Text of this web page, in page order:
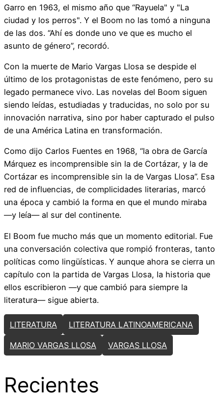
Garro en 1963, el mismo año que “Rayuela" y "La
ciudad y los perros". Y el Boom no las tomó a ninguna
de las dos. “Ahí es donde uno ve que es mucho el
asunto de género”, recordó.
Con la muerte de Mario Vargas Llosa se despide el
último de los protagonistas de este fenómeno, pero su
legado permanece vivo. Las novelas del Boom siguen
siendo leídas, estudiadas y traducidas, no solo por su
innovación narrativa, sino por haber capturado el pulso
de una América Latina en transformación.
Como dijo Carlos Fuentes en 1968, “la obra de García
Márquez es incomprensible sin la de Cortázar, y la de
Cortázar es incomprensible sin la de Vargas Llosa”. Esa
red de influencias, de complicidades literarias, marcó
una época y cambió la forma en que el mundo miraba
—y leía— al sur del continente.
El Boom fue mucho más que un momento editorial. Fue
una conversación colectiva que rompió fronteras, tanto
políticas como lingüísticas. Y aunque ahora se cierra un
capítulo con la partida de Vargas Llosa, la historia que
ellos escribieron —y que cambió para siempre la
literatura— sigue abierta.
LITERATURA LITERATURA LATINOAMERICANA
MARIO VARGAS LLOSA VARGAS LLOSA
Recientes